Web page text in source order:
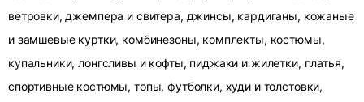
ветровки, джемпера и свитера, джинсы, кардиганы, кожаные
и замшевые куртки, комбинезоны, комплекты, костюмы,
купальники, лонгсливы и кофты, пиджаки и жилетки, платья,
спортивные костюмы, топы, футболки, худи и толстовки,